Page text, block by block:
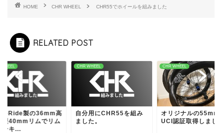
HOME CHR WHEEL CHR55でホイールを組みました
RELATED POST
Ride製の36mm高
型40mmリムでリム
ーキ...
CHR WHEEL
自分用にCHR55を組み
ました。
CHR WHEEL
オリジナルの55mm
UCI認証取得しまし